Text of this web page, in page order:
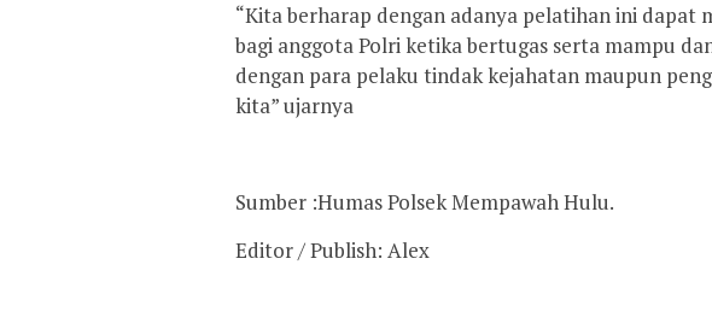
“Kita berharap dengan adanya pelatihan ini dapat
bagi anggota Polri ketika bertugas serta mampu
dengan para pelaku tindak kejahatan maupun
kita” ujarnya
Sumber :Humas Polsek Mempawah Hulu.
Editor / Publish: Alex